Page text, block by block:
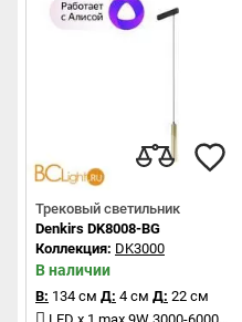
Трековый светильник
Denkirs DK8008-BG
Коллекция: DK3000
В наличии
В: 134 см Д: 4 см Д: 22 см